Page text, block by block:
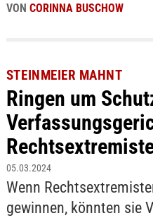
VON CORINNA BUSCHOW
STEINMEIER MAHNT
Ringen um
05.03.2024
Wenn
gewinnen, könnten sie